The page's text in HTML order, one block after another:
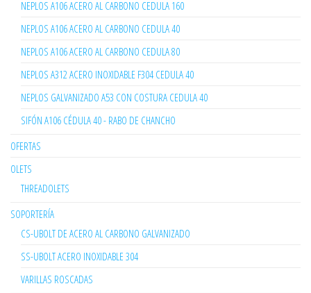
NEPLOS A106 ACERO AL CARBONO CEDULA 160
NEPLOS A106 ACERO AL CARBONO CEDULA 40
NEPLOS A106 ACERO AL CARBONO CEDULA 80
NEPLOS A312 ACERO INOXIDABLE F304 CEDULA 40
NEPLOS GALVANIZADO A53 CON COSTURA CEDULA 40
SIFÓN A106 CÉDULA 40 - RABO DE CHANCHO
OFERTAS
OLETS
THREADOLETS
SOPORTERÍA
CS-UBOLT DE ACERO AL CARBONO GALVANIZADO
SS-UBOLT ACERO INOXIDABLE 304
VARILLAS ROSCADAS